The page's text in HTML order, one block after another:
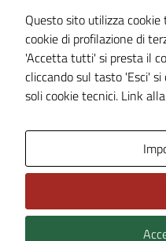
Cookie Policy
Note legali
Dichiarazione di accessibilità
Piano di miglioramento del
Technical Design
Questo sito utilizza cookie
cookie di profilazione di
'Accetta tutti' si presta il
cliccando sul tasto 'Esci'
soli cookie tecnici. Link